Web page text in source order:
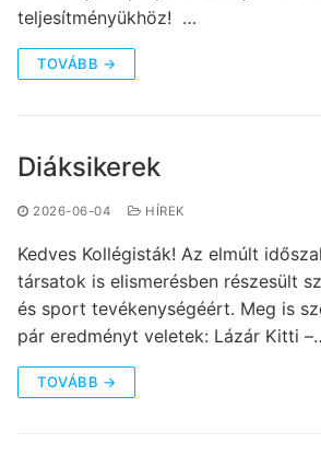
teljesítményükhöz! …
TOVÁBB →
Diáksikerek
2026-06-04 HÍREK
Kedves Kollégisták! Az elmúlt
társatok is elismerésben részesült
és sport tevékenységéért. Meg is
pár eredményt veletek: Lázár Kitti
TOVÁBB →